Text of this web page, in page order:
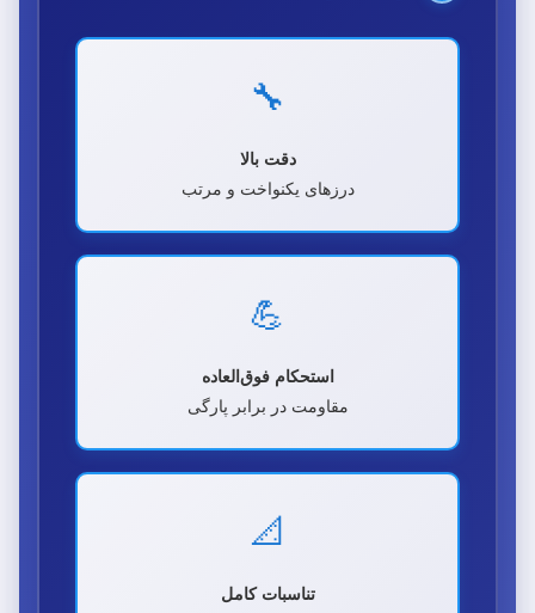
🔧
دقت بالا
درزهای یکنواخت و مرتب
💪
استحکام فوق‌العاده
مقاومت در برابر پارگی
📐
تناسبات کامل